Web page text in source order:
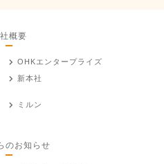
概要
OHKエンタープライズ
新本社
ミルン
のお知らせ